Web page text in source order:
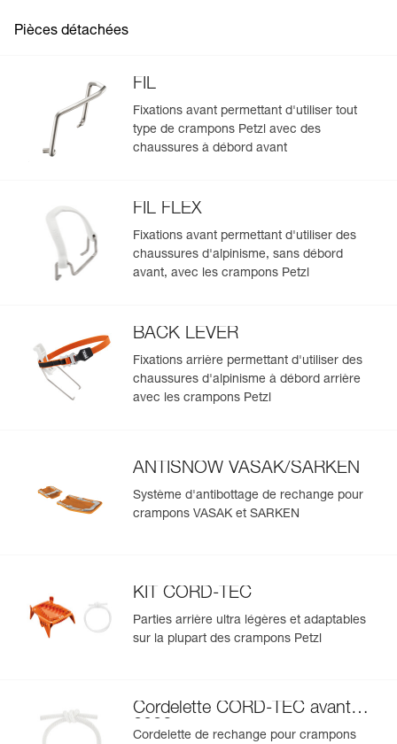
Pièces détachées
FIL
Fixations avant permettant d'utiliser tout
type de crampons Petzl avec des
chaussures à débord avant
FIL FLEX
Fixations avant permettant d'utiliser des
chaussures d'alpinisme, sans débord
avant, avec les crampons Petzl
BACK LEVER
Fixations arrière permettant d'utiliser des
chaussures d'alpinisme à débord arrière
avec les crampons Petzl
ANTISNOW VASAK/SARKEN
Système d'antibottage de rechange pour
crampons VASAK et SARKEN
KIT CORD-TEC
Parties arrière ultra légères et adaptables
sur la plupart des crampons Petzl
Cordelette CORD-TEC avant
2026
Cordelette de rechange pour crampons